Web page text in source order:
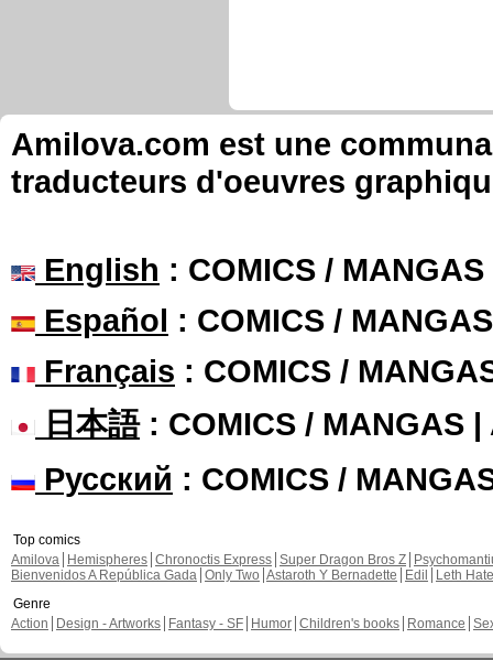
Amilova.com est une
traducteurs d'oeuvres
English : COMICS /
Español : COMICS /
Français : COMICS /
日本語: COMICS / MANGAS |
Русский : COMICS /
Top comics
Amilova
Hemispheres Chronoctis Express Super Dragon Bros Z
Bienvenidos A República Gada Only Two Astaroth Y Bernadette Edil
Leth Hate
Genre
Action
Design - Artworks Fantasy - SF Humor Children's books Romance